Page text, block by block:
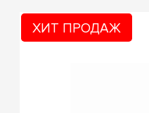
ХИТ ПРОДАЖ